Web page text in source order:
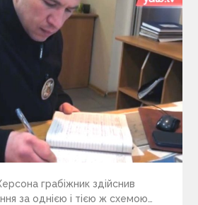
грабіжник здійснив
за однією і тією ж схемою…